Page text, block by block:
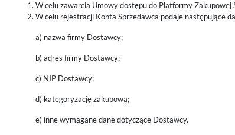
W celu zawarcia Umowy dostępu do Platformy
W celu rejestracji Konta Sprzedawca podaje następujące
a) nazwa firmy Dostawcy;
b) adres firmy Dostawcy;
c) NIP Dostawcy;
d) kategoryzację zakupową;
e) inne wymagane dane dotyczące Dostawcy.